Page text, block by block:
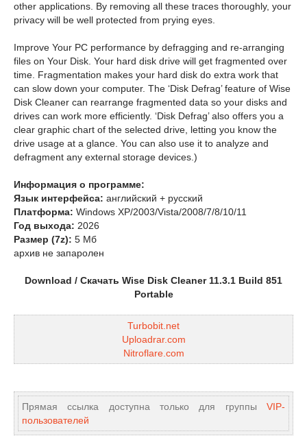
other applications. By removing all these traces thoroughly, your
privacy will be well protected from prying eyes.
Improve Your PC performance by defragging and re-arranging
files on Your Disk. Your hard disk drive will get fragmented over
time. Fragmentation makes your hard disk do extra work that
can slow down your computer. The ‘Disk Defrag’ feature of Wise
Disk Cleaner can rearrange fragmented data so your disks and
drives can work more efficiently. ‘Disk Defrag’ also offers you a
clear graphic chart of the selected drive, letting you know the
drive usage at a glance. You can also use it to analyze and
defragment any external storage devices.)
Информация о программе:
Язык интерфейса: английский + русский
Платформа: Windows XP/2003/Vista/2008/7/8/10/11
Год выхода: 2026
Размер (7z): 5 Мб
архив не запаролен
Download / Скачать Wise Disk Cleaner 11.3.1 Build 851
Portable
Turbobit.net
Uploadrar.com
Nitroflare.com
Прямая ссылка доступна только для группы VIP-
пользователей